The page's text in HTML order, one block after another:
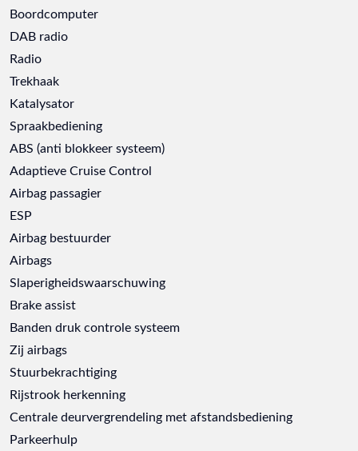
Boordcomputer
DAB radio
Radio
Trekhaak
Katalysator
Spraakbediening
ABS (anti blokkeer systeem)
Adaptieve Cruise Control
Airbag passagier
ESP
Airbag bestuurder
Airbags
Slaperigheidswaarschuwing
Brake assist
Banden druk controle systeem
Zij airbags
Stuurbekrachtiging
Rijstrook herkenning
Centrale deurvergrendeling met afstandsbediening
Parkeerhulp